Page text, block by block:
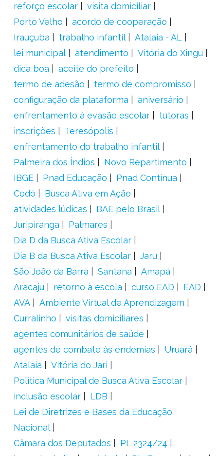
reforço escolar
visita domiciliar
Porto Velho
acordo de cooperação
Irauçuba
trabalho infantil
Atalaia - AL
lei municipal
atendimento
Vitória do Xingu
dica boa
aceite do prefeito
termo de adesão
termo de compromisso
configuração da plataforma
aniversário
enfrentamento à evasão escolar
tutoras
inscrições
Teresópolis
enfrentamento do trabalho infantil
Palmeira dos Índios
Novo Repartimento
IBGE
Pnad Educação
Pnad Contínua
Codó
Busca Ativa em Ação
atividades lúdicas
BAE pelo Brasil
Juripiranga
Palmares
Dia D da Busca Ativa Escolar
Dia B da Busca Ativa Escolar
Jaru
São João da Barra
Santana
Amapá
Aracaju
retorno à escola curso EAD
EAD
AVA
Ambiente Virtual de Aprendizagem
Curralinho
visitas domiciliares
agentes comunitários de saúde
agentes de combate às endemias
Uruará
Atalaia
Vitória do Jari
Política Municipal de Busca Ativa Escolar
inclusão escolar
LDB
Lei de Diretrizes e Bases da Educação
Nacional
Câmara dos Deputados
PL 2324/24